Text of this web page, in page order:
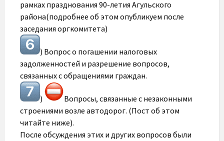
рамках празднования 90-летия Агульского
района(подробнее об этом опубликуем после
заседания оргкомитета)
) Вопрос о погашении налоговых
задолженностей и разрешение вопросов,
связанных с обращениями граждан.
)
Вопросы, связанные с незаконными
строениями возле автодорог. (Пост об этом
читайте ниже).
После обсуждения этих и других вопросов были